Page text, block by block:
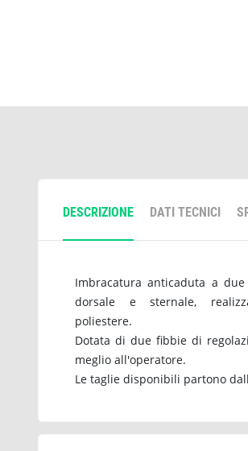
DESCRIZIONE DATI TECNICI
Imbracatura anticaduta a
dorsale e sternale,
poliestere.
Dotata di due fibbie di
meglio all'operatore.
Le taglie disponibili partono